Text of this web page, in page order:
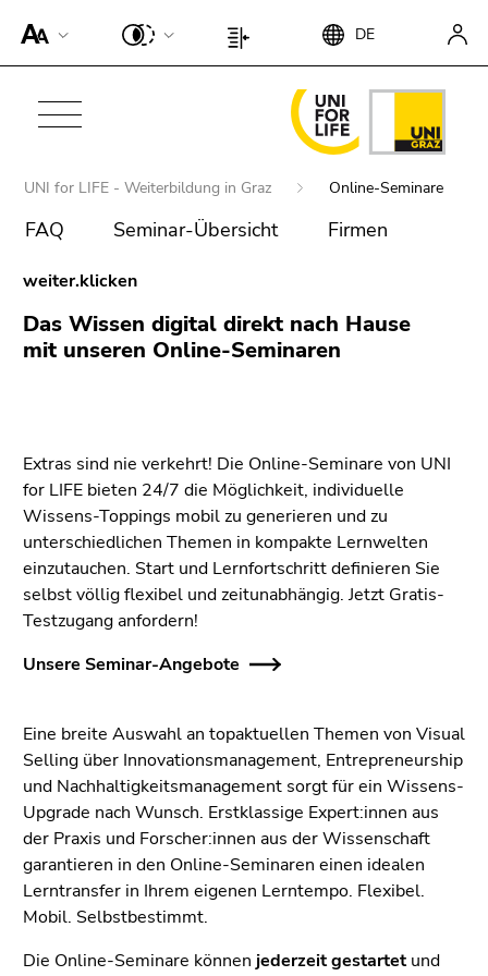
Seite
besser für
Reader
können,
betätigen
diesen
Um die
verbesserte
deaktivieren,
bestätigen
Sie diesen
Link.
Zum
Inhalt
1)
Positionsanzeige
(Zugriffstaste
2)
Zur
Hauptnavigation
(Zugriffstaste
Zur
(Zugriffstaste
Beginn
des
Seitenbereichs:
Seiteneinstellungen:
DE
Ende
dieses
Seitenbereichs.
Seitenbereiche
Beginn
des
Hauptnavigation:
Seitenbereichs.
Zur
Übersicht
Beginn
Seitenbereichs:
befinden
sich
UNI for LIFE - Weiterbildung in Graz Online-Seminare
FAQ Seminar-Übersicht Firmen
dieses
Seitenbereichs.
Zur
weiter.klicken
Das Wissen digital direkt nach Hause
mit unseren Online-Seminaren
Extras sind nie verkehrt! Die Online-Seminare von UNI
for LIFE bieten 24/7 die Möglichkeit, individuelle
Wissens-Toppings mobil zu generieren und zu
unterschiedlichen Themen in kompakte Lernwelten
einzutauchen. Start und Lernfortschritt definieren Sie
selbst völlig flexibel und zeitunabhängig. Jetzt Gratis-
Testzugang anfordern!
Unsere Seminar-Angebote
Eine breite Auswahl an topaktuellen Themen von Visual
Selling über Innovationsmanagement, Entrepreneurship
und Nachhaltigkeitsmanagement sorgt für ein Wissens-
Upgrade nach Wunsch. Erstklassige Expert:innen aus
der Praxis und Forscher:innen aus der Wissenschaft
garantieren in den Online-Seminaren einen idealen
Lerntransfer in Ihrem eigenen Lerntempo. Flexibel.
Mobil. Selbstbestimmt.
Die Online-Seminare können jederzeit gestartetund